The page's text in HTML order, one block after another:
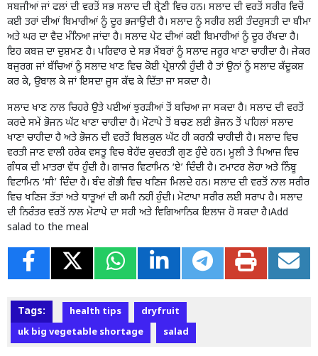
ਸਬਜੀਆਂ ਜਾਂ ਫਲਾਂ ਦੀ ਵਰਤੋਂ ਸਭ ਸਲਾਦ ਦੀ ਸ਼੍ਰੇਣੀ ਵਿਚ ਹਨ। ਸਲਾਦ ਦੀ ਵਰਤੋਂ ਸਰੀਰ ਵਿਚੋਂ
ਕਈ ਤਰਾਂ ਦੀਆਂ ਬਿਮਾਰੀਆਂ ਨੂੰ ਦੂਰ ਭਜਾਉਂਦੀ ਹੈ। ਸਲਾਦ ਨੂੰ ਸਰੀਰ ਲਈ ਤੰਦਰੁਸਤੀ ਦਾ ਬੀਮਾ
ਅਤੇ ਘਰ ਦਾ ਵੈਦ ਮੰਨਿਆ ਜਾਂਦਾ ਹੈ। ਸਲਾਦ ਪੇਟ ਦੀਆਂ ਕਈ ਬਿਮਾਰੀਆਂ ਨੂੰ ਦੂਰ ਰੱਖਦਾ ਹੈ।
ਇਹ ਕਬਜ਼ ਦਾ ਦੁਸ਼ਮਣ ਹੈ। ਪਰਿਵਾਰ ਦੇ ਸਭ ਮੈਂਬਰਾਂ ਨੂੰ ਸਲਾਦ ਜਰੂਰ ਖਾਣਾ ਚਾਹੀਦਾ ਹੈ। ਜੇਕਰ
ਬਜੁਰਗ ਜਾਂ ਬੱਚਿਆਂ ਨੂੰ ਸਲਾਦ ਖਾਣ ਵਿਚ ਕੋਈ ਪ੍ਰੇਸ਼ਾਨੀ ਹੁੰਦੀ ਹੈ ਤਾਂ ਉਨਾਂ ਨੂੰ ਸਲਾਦ ਕੱਦੂਕਸ਼
ਕਰ ਕੇ, ਉਬਾਲ ਕੇ ਜਾਂ ਇਸਦਾ ਜੂਸ ਕੱਢ ਕੇ ਦਿੱਤਾ ਜਾ ਸਕਦਾ ਹੈ।
ਸਲਾਦ ਖਾਣ ਨਾਲ ਚਿਹਰੇ ਉਤੇ ਪਈਆਂ ਝੁਰੜੀਆਂ ਤੋਂ ਬਚਿਆ ਜਾ ਸਕਦਾ ਹੈ। ਸਲਾਦ ਦੀ ਵਰਤੋਂ
ਕਰਦੇ ਸਮੇਂ ਭੋਜਨ ਘੱਟ ਖਾਣਾ ਚਾਹੀਦਾ ਹੈ। ਮੋਟਾਪੇ ਤੋਂ ਬਚਣ ਲਈ ਭੋਜਨ ਤੋਂ ਪਹਿਲਾਂ ਸਲਾਦ
ਖਾਣਾ ਚਾਹੀਦਾ ਹੈ ਅਤੇ ਭੋਜਨ ਦੀ ਵਰਤੋਂ ਬਿਲਕੁਲ ਘੱਟ ਹੀ ਕਰਨੀ ਚਾਹੀਦੀ ਹੈ। ਸਲਾਦ ਵਿਚ
ਵਰਤੀ ਜਾਣ ਵਾਲੀ ਹਰੇਕ ਵਸਤੂ ਵਿਚ ਬੇਹੱਦ ਕੁਦਰਤੀ ਗੁਣ ਹੁੰਦੇ ਹਨ। ਮੂਲੀ ਤੇ ਪਿਆਜ਼ ਵਿਚ
ਗੰਧਕ ਦੀ ਮਾਤਰਾ ਵੱਧ ਹੁੰਦੀ ਹੈ। ਗਾਜਰ ਵਿਟਾਮਿਨ ‘ਏ’ ਦਿੰਦੀ ਹੈ। ਟਮਾਟਰ ਲੋਹਾ ਅਤੇ ਨਿੰਬੂ
ਵਿਟਾਮਿਨ ‘ਸੀ’ ਦਿੰਦਾ ਹੈ। ਬੰਦ ਗੋਭੀ ਵਿਚ ਖਣਿਜ ਮਿਲਦੇ ਹਨ। ਸਲਾਦ ਦੀ ਵਰਤੋਂ ਨਾਲ ਸਰੀਰ
ਵਿਚ ਖਣਿਜ ਤੱਤਾਂ ਅਤੇ ਧਾਤੂਆਂ ਦੀ ਕਮੀ ਨਹੀਂ ਹੁੰਦੀ। ਮੋਟਾਪਾ ਸਰੀਰ ਲਈ ਸਰਾਪ ਹੈ। ਸਲਾਦ
ਦੀ ਨਿਰੰਤਰ ਵਰਤੋਂ ਨਾਲ ਮੋਟਾਪੇ ਦਾ ਸਹੀ ਅਤੇ ਵਿਗਿਆਨਿਕ ਇਲਾਜ ਹੋ ਸਕਦਾ ਹੈ।Add
salad to the meal
Tags: health tips
dryfruit
uk big vegetable shortage
salad